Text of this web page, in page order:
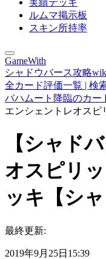
実績デッキ
ルムマ掲示板
スキン所持率
GameWith
シャドウバース攻略
全カード評価一覧 | 検
バハムート降臨のカー
エンシェントレオスピ
【シャド
オスピリ
ッキ【シ
最終更新:
2019年9月25日15:39